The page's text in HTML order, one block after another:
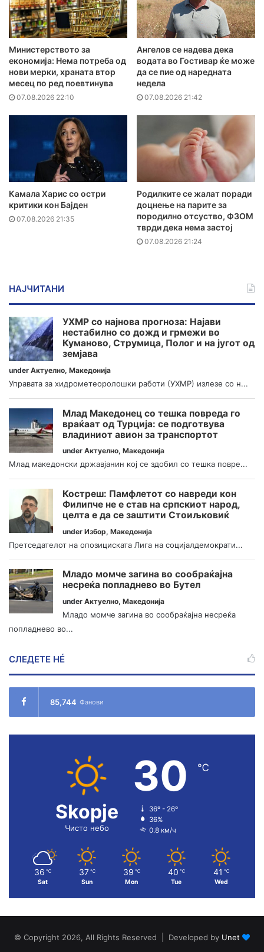
Министерството за
економија: Нема потреба од
нови мерки, храната втор
месец по ред поевтинува
07.08.2026 22:10
Ангелов се надева дека
водата во Гостивар ќе може
да се пие од наредната
недела
07.08.2026 21:42
Камала Харис со остри
критики кон Бајден
07.08.2026 21:35
Родилките се жалат поради
доцнење на парите за
породилно отсуство, ФЗОМ
тврди дека нема застој
07.08.2026 21:24
НАЈЧИТАНИ
УХМР со најнова прогноза: Најави
нестабилно со дожд и грмежи во
Куманово, Струмица, Полог и на југот од
земјава
under Актуелно, Македонија
Управата за хидрометеоролошки работи (УХМР) излезе со н...
Млад Македонец со тешка повреда го
враќаат од Турција: се подготвува
владиниот авион за транспортот
under Актуелно, Македонија
Млад македонски државјанин кој се здобил со тешка повре...
Костреш: Памфлетот со навреди кон
Филипче не е став на српскиот народ,
целта е да се заштити Стоиљковиќ
under Избор, Македонија
Претседателот на опозициската Лига на социјалдемократи...
Младо момче загина во сообраќајна
несреќа попладнево во Бутел
under Актуелно, Македонија
Младо момче загина во сообраќајна несреќа
попладнево во...
СЛЕДЕТЕ НÉ
85,744 Фанови
Skopje
Чисто небо
30 ℃
36º - 26º
36%
0.8 км/ч
36 ℃
Sat
37 ℃
Sun
39 ℃
Mon
40 ℃
Tue
41 ℃
Wed
© Copyright 2026, All Rights Reserved | Developed by Unet